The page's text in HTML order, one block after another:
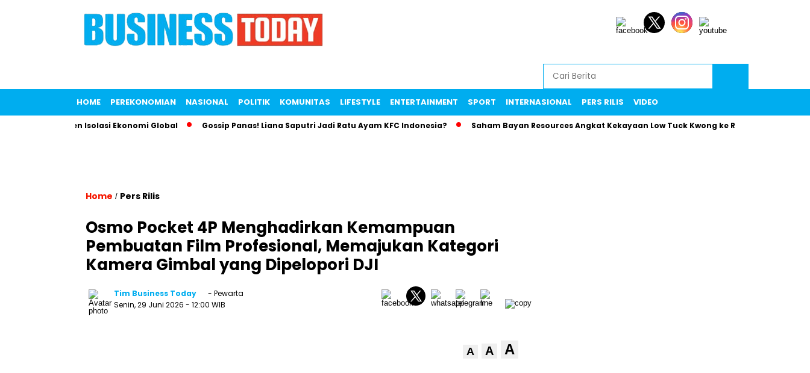
HOME PEREKONOMIAN NASIONAL POLITIK KOMUNITAS LIFESTYLE ENTERTAINMENT SPORT INTERNASIONAL PERS RILIS VIDEO
Lawan Tren Isolasi Ekonomi Global Gossip Panas! Liana Saputri Jadi Ratu Ayam KFC Indonesia? Saham Bayan Resources Angkat Kekayaan Low Tuck Kwong ke Rekor Baru
Home / Pers Rilis
Osmo Pocket 4P Menghadirkan Kemampuan
Pembuatan Film Profesional, Memajukan Kategori
Kamera Gimbal yang Dipelopori DJI
Tim Business Today
- Pewarta
Senin, 29 Juni 2026 - 12:00 WIB
A A A